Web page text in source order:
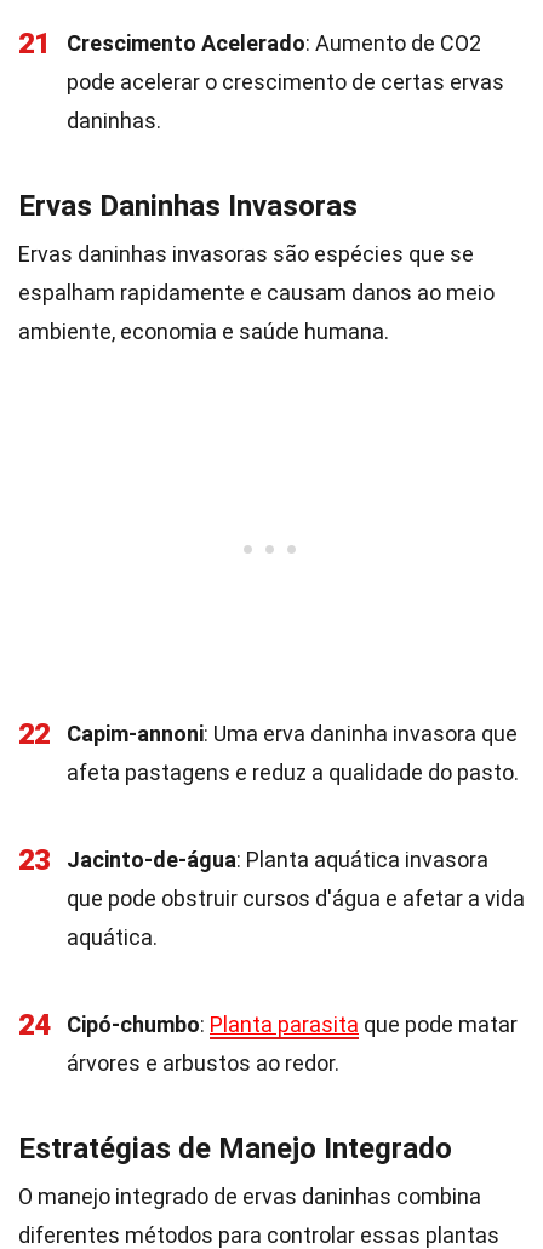
21 Crescimento Acelerado: Aumento de CO2
pode acelerar o crescimento de certas ervas
daninhas.
Ervas Daninhas Invasoras
Ervas daninhas invasoras são espécies que se
espalham rapidamente e causam danos ao meio
ambiente, economia e saúde humana.
22 Capim-annoni: Uma erva daninha invasora que
afeta pastagens e reduz a qualidade do pasto.
23 Jacinto-de-água: Planta aquática invasora
que pode obstruir cursos d'água e afetar a vida
aquática.
24 Cipó-chumbo: Planta parasita que pode matar
árvores e arbustos ao redor.
Estratégias de Manejo Integrado
O manejo integrado de ervas daninhas combina
diferentes métodos para controlar essas plantas